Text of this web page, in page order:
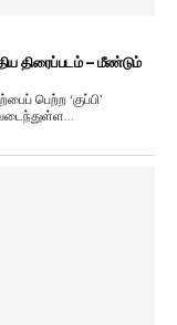
திரைப்படம் – மீண்டும்
பெற்ற ‘குப்பி’